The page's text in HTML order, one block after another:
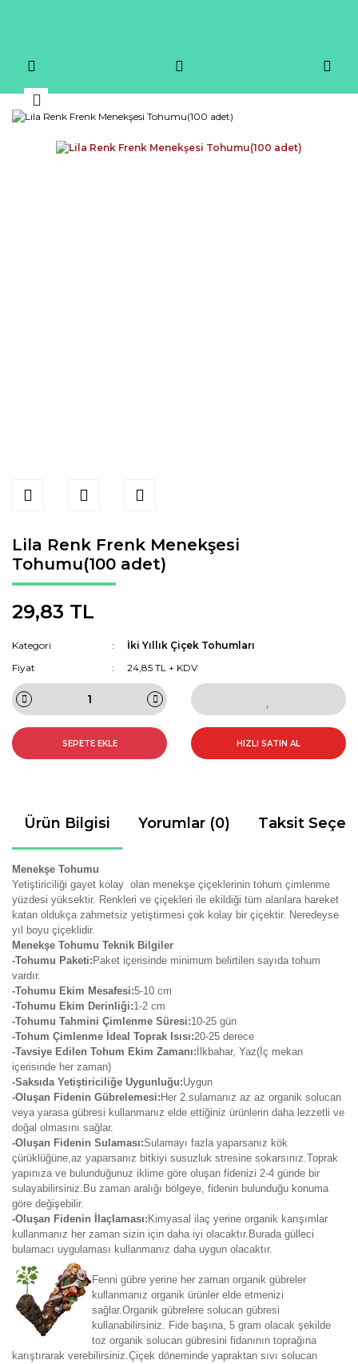
Lila Renk Frenk Menekşesi
Tohumu(100 adet)
29,83 TL
Kategori
İki Yıllık Çiçek Tohumları
Fiyat
24,85 TL + KDV
SEPETE EKLE HIZLI SATIN AL
Ürün Bilgisi Yorumlar (0) Taksit
Menekşe Tohumu
Yetiştiriciliği gayet kolay olan menekşe çiçeklerinin tohum çimlenme
yüzdesi yüksektir. Renkleri ve çiçekleri ile ekildiği tüm alanlara hareket
katan oldukça zahmetsiz yetiştirmesi çok kolay bir çiçektir. Neredeyse
yıl boyu çiçeklidir.
Menekşe Tohumu Teknik Bilgiler
-Tohumu Paketi: Paket içerisinde minimum belirtilen sayıda tohum
vardır.
-Tohumu Ekim Mesafesi:5-10 cm
-Tohumu Ekim Derinliği:1-2 cm
-Tohumu Tahmini Çimlenme Süresi:10-25 gün
-Tohum Çimlenme İdeal Toprak Isısı:20-25 derece
-Tavsiye Edilen Tohum Ekim Zamanı: İlkbahar, Yaz(İç mekan
içerisinde her zaman)
-Saksıda Yetiştiriciliğe Uygunluğu:Uygun
-Oluşan Fidenin Gübrelemesi: Her 2.sulamanız az az organik solucan
veya yarasa gübresi kullanmanız elde ettiğiniz ürünlerin daha lezzetli ve
doğal olmasını sağlar.
-Oluşan Fidenin Sulaması:Sulamayı fazla yaparsanız kök
çürüklüğüne,az yaparsanız bitkiyi susuzluk stresine sokarsınız.Toprak
yapınıza ve bulunduğunuz iklime göre oluşan fidenizi 2-4 günde bir
sulayabilirsiniz.Bu zaman aralığı bölgeye, fidenin bulunduğu konuma
göre değişebilir.
-Oluşan Fidenin İlaçlaması: Kimyasal ilaç yerine organik karışımlar
kullanmanız her zaman sizin için daha iyi olacaktır.Burada gülleci
bulamacı uygulaması kullanmanız daha uygun olacaktır.
Fenni gübre yerine her zaman organik gübreler
kullanmanız organik ürünler elde etmenizi
sağlar.Organik gübrelere solucan gübresi
kullanabilirsiniz. Fide başına, 5 gram olacak şekilde
toz organik solucan gübresini fidanının toprağına
karıştırarak verebilirsiniz.Çiçek döneminde yapraktan sıvı solucan